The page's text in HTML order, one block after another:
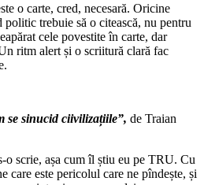
o carte, cred, necesară. Oricine
trebuie să o citească, nu pentru
cele povestite în carte, dar
ritm alert și o scriitură clară fac
se sinucid ciivilizațiile”, de Traian
o scrie, așa cum îl știu eu pe TRU. Cu
care este pericolul care ne pîndește, și